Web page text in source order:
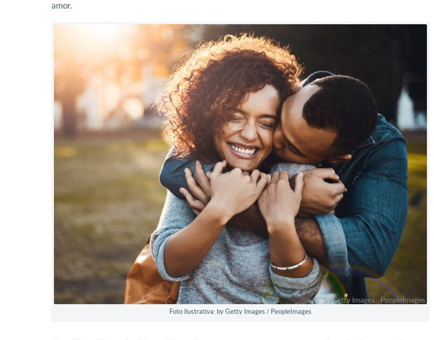
amor.
Foto Ilustrativa: by Getty Images / PeopleImages